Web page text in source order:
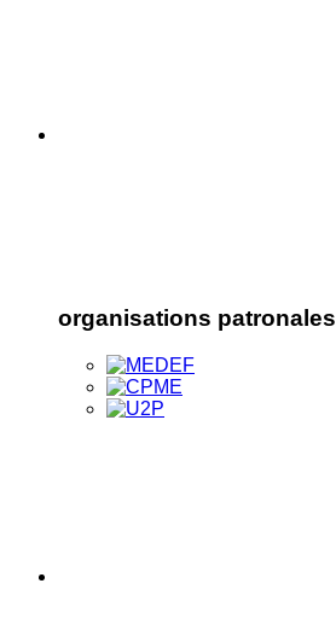
organisations patronales